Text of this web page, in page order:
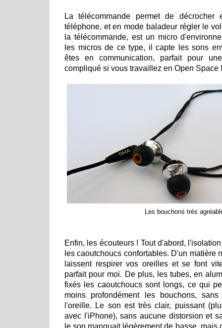
La télécommande permet de décrocher
téléphone, et en mode baladeur régler le
la télécommande, est un micro
les micros de ce type, il capte les sons
êtes en communication, parfait pour
compliqué si vous travaillez en Open Space !
Les bouchons très
Enfin, les écouteurs ! Tout d'abord,
les caoutchoucs confortables. D'un matière
laissent respirer vos oreilles et se font
parfait pour moi. De plus, les tubes, en
fixés les caoutchoucs sont longs, ce qui
moins profondément les bouchons,
l'oreille. Le son est très clair, puissant
avec l'iPhone), sans aucune distorsion et
le son manquait légèrement de basse, mais